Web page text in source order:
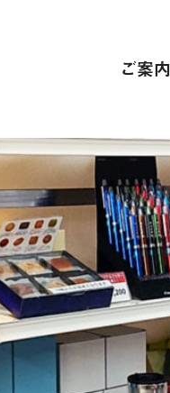
ご案内
インターネッ
電子辞書[教科書
自動車
スーツ
専門学
卒業式 衣裳
レンタ